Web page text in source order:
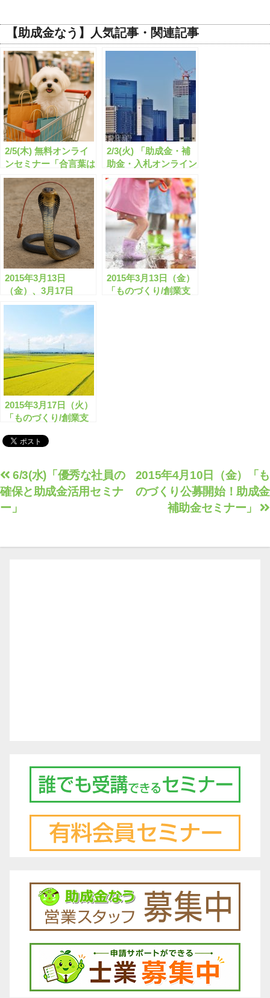
【助成金なう】人気記事・関連記事
2/5(木) 無料オンライ
ンセミナー「合言葉は
助成金なう！」22分
放映始まる！
2/3(火) 「助成金・補
助金・入札オンライン
セミナー ～知らない
と損する【旬のクニモ
ノ】セミナー～」
2015年3月13日
（金）、3月17日
（火）、3月26日
（木）ものづくり/創
成金補助金セミナー
(東京会場/全国配信）
2015年3月13日（金）
「ものづくり/創業支
2015年3月17日（火）
「ものづくり/創業支
補助金セミナー」
投
稿
ナ
ゲ
2015年4月10日（金）「も
のづくり公募開始！助成金
補助金セミナー」
6/3(水)「優秀な社員の
確保と助成金活用セミナ
ー」